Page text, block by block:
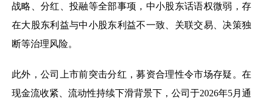
战略、分红、投融等全部事项，中小股东话语权微弱，存
在大股东利益与中小股东利益不一致、关联交易、决策独
断等治理风险。
此外，公司上市前突击分红，募资合理性令市场存疑。在
现金流收紧、流动性持续下滑背景下，公司于2026年5月通